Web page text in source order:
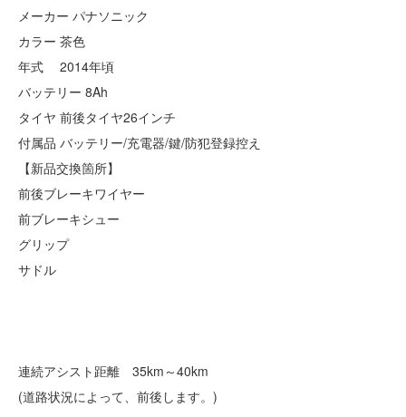
メーカー パナソニック
カラー 茶色
年式 2014年頃
バッテリー 8Ah
タイヤ 前後タイヤ26インチ
付属品 バッテリー/充電器/鍵/防犯登録控え
【新品交換箇所】
前後ブレーキワイヤー
前ブレーキシュー
グリップ
サドル
連続アシスト距離 35km～40km
(道路状況によって、前後します。)